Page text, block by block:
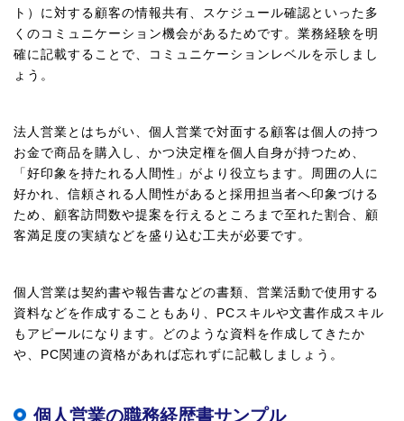
ト）に対する顧客の情報共有、スケジュール確認といった多
くのコミュニケーション機会があるためです。業務経験を明
確に記載することで、コミュニケーションレベルを示しまし
ょう。
法人営業とはちがい、個人営業で対面する顧客は個人の持つ
お金で商品を購入し、かつ決定権を個人自身が持つため、
「好印象を持たれる人間性」がより役立ちます。周囲の人に
好かれ、信頼される人間性があると採用担当者へ印象づける
ため、顧客訪問数や提案を行えるところまで至れた割合、顧
客満足度の実績などを盛り込む工夫が必要です。
個人営業は契約書や報告書などの書類、営業活動で使用する
資料などを作成することもあり、PCスキルや文書作成スキル
もアピールになります。どのような資料を作成してきたか
や、PC関連の資格があれば忘れずに記載しましょう。
個人営業の職務経歴書サンプル